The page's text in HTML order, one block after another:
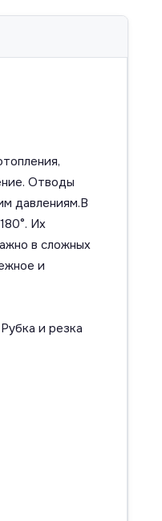
Отводы
давлениям.В
Их
в сложных
и
и резка